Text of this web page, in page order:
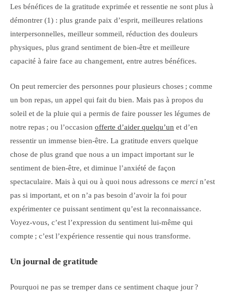
Les bénéfices de la gratitude exprimée et ressentie ne sont plus à
démontrer (1) : plus grande paix d’esprit, meilleures relations
interpersonnelles, meilleur sommeil, réduction des douleurs
physiques, plus grand sentiment de bien-être et meilleure
capacité à faire face au changement, entre autres bénéfices.
On peut remercier des personnes pour plusieurs choses ; comme
un bon repas, un appel qui fait du bien. Mais pas à propos du
soleil et de la pluie qui a permis de faire pousser les légumes de
notre repas ; ou l’occasion offerte d’aider quelqu’un et d’en
ressentir un immense bien-être. La gratitude envers quelque
chose de plus grand que nous a un impact important sur le
sentiment de bien-être, et diminue l’anxiété de façon
spectaculaire. Mais à qui ou à quoi nous adressons ce merci n’est
pas si important, et on n’a pas besoin d’avoir la foi pour
expérimenter ce puissant sentiment qu’est la reconnaissance.
Voyez-vous, c’est l’expression du sentiment lui-même qui
compte ; c’est l’expérience ressentie qui nous transforme.
Un journal de gratitude
Pourquoi ne pas se tremper dans ce sentiment chaque jour ?